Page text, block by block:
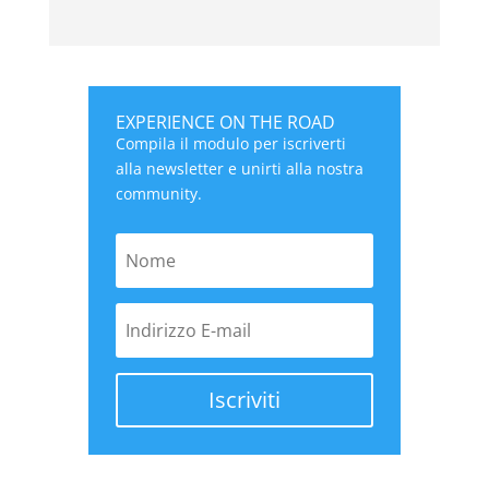
EXPERIENCE ON THE ROAD
Compila il modulo per iscriverti
alla newsletter e unirti alla nostra
community.
Iscriviti